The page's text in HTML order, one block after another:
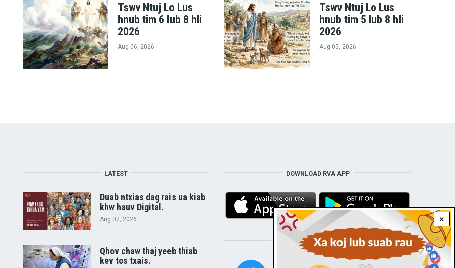
Tswv Ntuj Lo Lus
hnub tim 6 lub 8 hli
2026
Aug 06, 2026
Tswv Ntuj Lo Lus
hnub tim 5 lub 8 hli
2026
Aug 05, 2026
×
LATEST
Duab ntxias dag rais ua kiab
khw hauv Digital.
Aug 07, 2026
Qhov chaw thaj yeeb thiab
kev tos txais.
DOWNLOAD RVA APP
STAY CONNECTED WITH US!